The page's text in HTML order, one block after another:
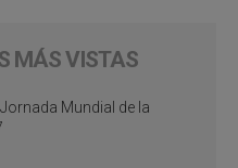
MÁS VISTAS
Mundial de la